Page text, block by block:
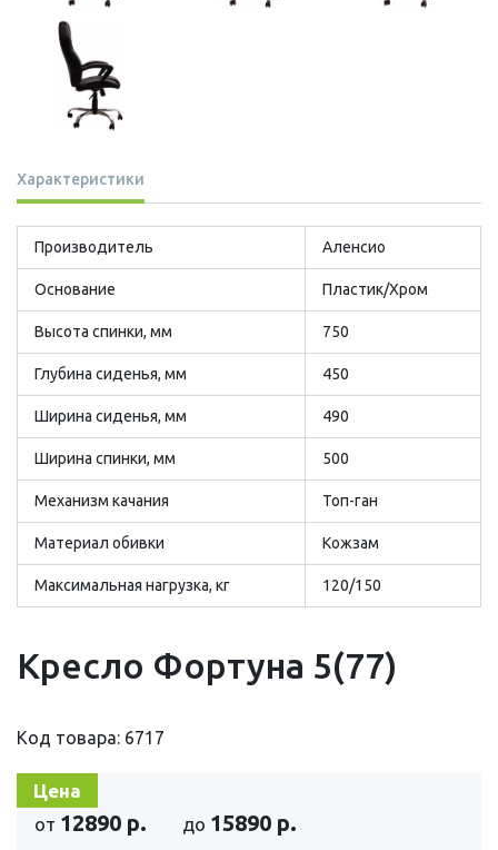
Характеристики
Производитель Аленсио
Основание Пластик/Хром
Высота спинки, мм 750
Глубина сиденья, мм 450
Ширина сиденья, мм 490
Ширина спинки, мм 500
Механизм качания Топ-ган
Материал обивки Кожзам
Максимальная нагрузка, кг 120/150
Кресло Фортуна 5(77)
Код товара: 6717
Цена
от 12890 р. до 15890 р.